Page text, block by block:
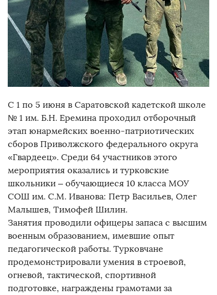
С 1 по 5 июня в Саратовской кадетской школе
№ 1 им. Б.Н. Еремина проходил отборочный
этап юнармейских военно-патриотических
сборов Приволжского федерального округа
«Гвардеец». Среди 64 участников этого
мероприятия оказались и турковские
школьники – обучающиеся 10 класса МОУ
СОШ им. С.М. Иванова: Петр Васильев, Олег
Малышев, Тимофей Шилин.
Занятия проводили офицеры запаса с высшим
военным образованием, имевшие опыт
педагогической работы. Турковчане
продемонстрировали умения в строевой,
огневой, тактической, спортивной
подготовке, награждены грамотами за